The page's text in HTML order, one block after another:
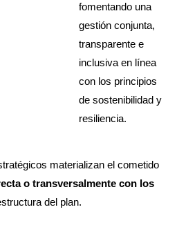
fomentando una
gestión conjunta,
transparente e
inclusiva en línea
con los principios
de sostenibilidad y
resiliencia.
materializan el cometido
o transversalmente con los
del plan.